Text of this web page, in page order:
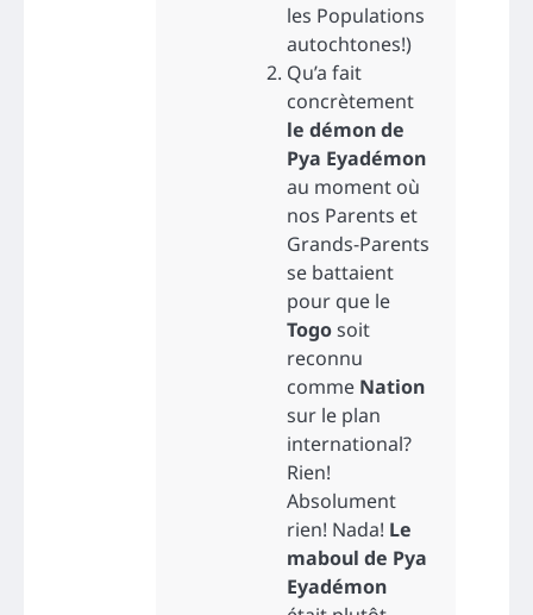
les Populations
autochtones!)
Qu’a fait
concrètement
le démon de
Pya Eyadémon
au moment où
nos Parents et
Grands-Parents
se battaient
pour que le
Togosoit
reconnu
comme Nation
sur le plan
international?
Rien!
Absolument
rien! Nada! Le
maboul de Pya
Eyadémon